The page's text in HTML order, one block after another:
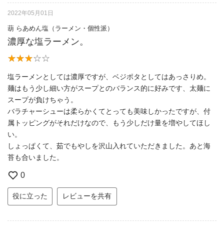
2022年05月01日
葫 らあめん塩（ラーメン・個性派）
濃厚な塩ラーメン。
塩ラーメンとしては濃厚ですが、ベジポタとしてはあっさりめ。
麺はもう少し細い方がスープとのバランス的に好みです、太麺に
スープが負けちゃう。
バラチャーシューは柔らかくてとっても美味しかったですが、付
属トッピングがそれだけなので、もう少しだけ量を増やしてほし
い。
しょっぱくて、茹でもやしを沢山入れていただきました。あと海
苔も合いました。
0
役に立った レビューを共有